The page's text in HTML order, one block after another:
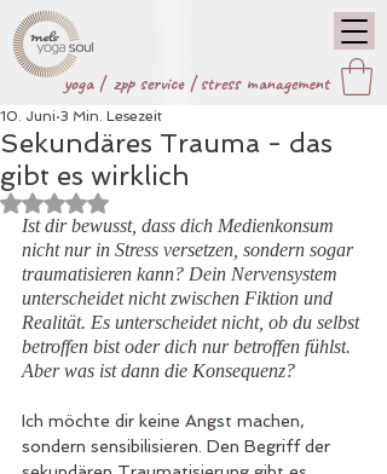
yoga | zpp service|stress management
Sekundäres Trauma - das
gibt es wirklich
10. Juni 3 Min. Lesezeit
Mit NaN von 5 Sternen bewertet.
Ist dir bewusst, dass dich Medienkonsum
nicht nur in Stress versetzen, sondern sogar
traumatisieren kann? Dein Nervensystem
unterscheidet nicht zwischen Fiktion und
Realität. Es unterscheidet nicht, ob du selbst
betroffen bist oder dich nur betroffen fühlst.
Aber was ist dann die Konsequenz?
Ich möchte dir keine Angst machen,
sondern sensibilisieren. Den Begriff der